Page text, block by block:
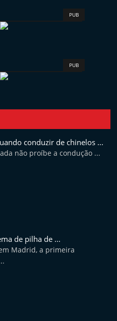
PUB
PUB
conduzir de chinelos ...
não proíbe a condução ...
de pilha de ...
Madrid, a primeira